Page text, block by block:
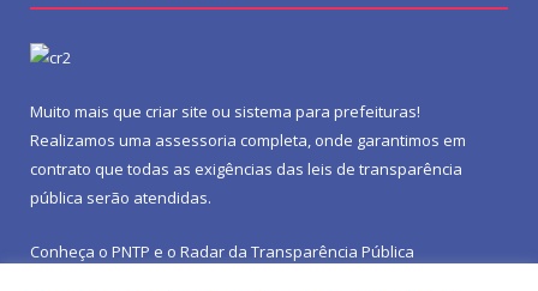
Muito mais que criar site ou sistema para prefeituras!
Realizamos uma assessoria completa, onde garantimos em
contrato que todas as exigências das leis de transparência
pública serão atendidas.
Conheça o PNTP e o Radar da Transparência Pública